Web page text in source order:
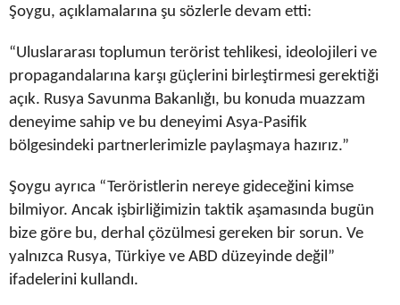
Şoygu, açıklamalarına şu sözlerle devam etti:
“Uluslararası toplumun terörist tehlikesi, ideolojileri ve
propagandalarına karşı güçlerini birleştirmesi gerektiği
açık. Rusya Savunma Bakanlığı, bu konuda muazzam
deneyime sahip ve bu deneyimi Asya-Pasifik
bölgesindeki partnerlerimizle paylaşmaya hazırız.”
Şoygu ayrıca “Teröristlerin nereye gideceğini kimse
bilmiyor. Ancak işbirliğimizin taktik aşamasında bugün
bize göre bu, derhal çözülmesi gereken bir sorun. Ve
yalnızca Rusya, Türkiye ve ABD düzeyinde değil”
ifadelerini kullandı.